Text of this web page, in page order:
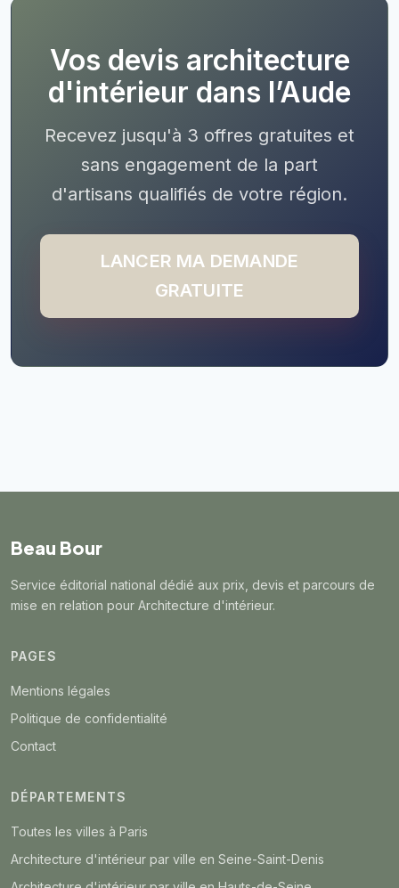
Vos devis architecture
d'intérieur dans l’Aude
Recevez jusqu'à 3 offres gratuites et
sans engagement de la part
d'artisans qualifiés de votre région.
LANCER MA DEMANDE
GRATUITE
Beau Bour
Service éditorial national dédié aux prix, devis et parcours de
mise en relation pour Architecture d'intérieur.
PAGES
Mentions légales
Politique de confidentialité
Contact
DÉPARTEMENTS
Toutes les villes à Paris
Architecture d'intérieur par ville en Seine-Saint-Denis